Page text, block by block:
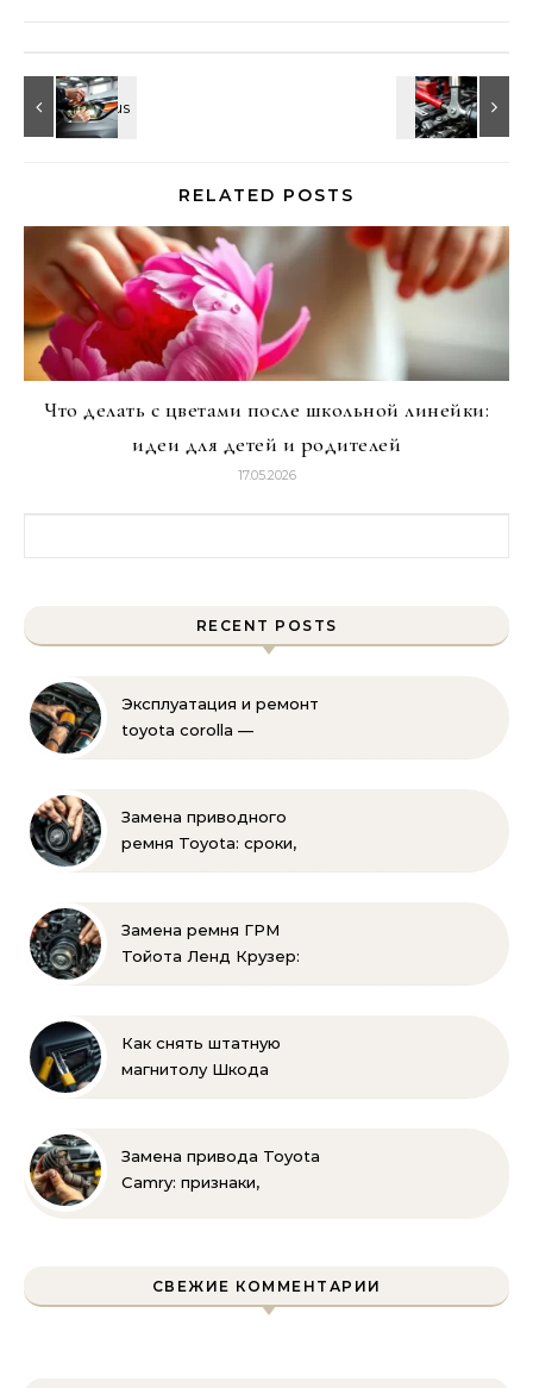
RELATED POSTS
Что делать с цветами после школьной линейки:
идеи для детей и родителей
17.05.2026
RECENT POSTS
Эксплуатация и ремонт
toyota corolla —
Замена приводного
ремня Toyota: сроки,
своими руками
Замена ремня ГРМ
Тойота Ленд Крузер:
Как снять штатную
магнитолу Шкода
руками
Замена привода Toyota
Camry: признаки,
СВЕЖИЕ КОММЕНТАРИИ